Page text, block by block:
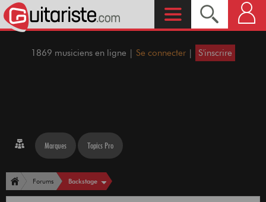
1869 musiciens en ligne | Se connecter | S'inscrire
Marques Topics Pro
Forums Backstage